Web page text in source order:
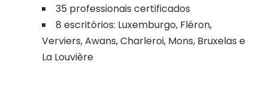
35 professionais certificados
8 escritórios: Luxemburgo, Fléron,
Verviers, Awans, Charleroi, Mons, Bruxelas e
La Louvière